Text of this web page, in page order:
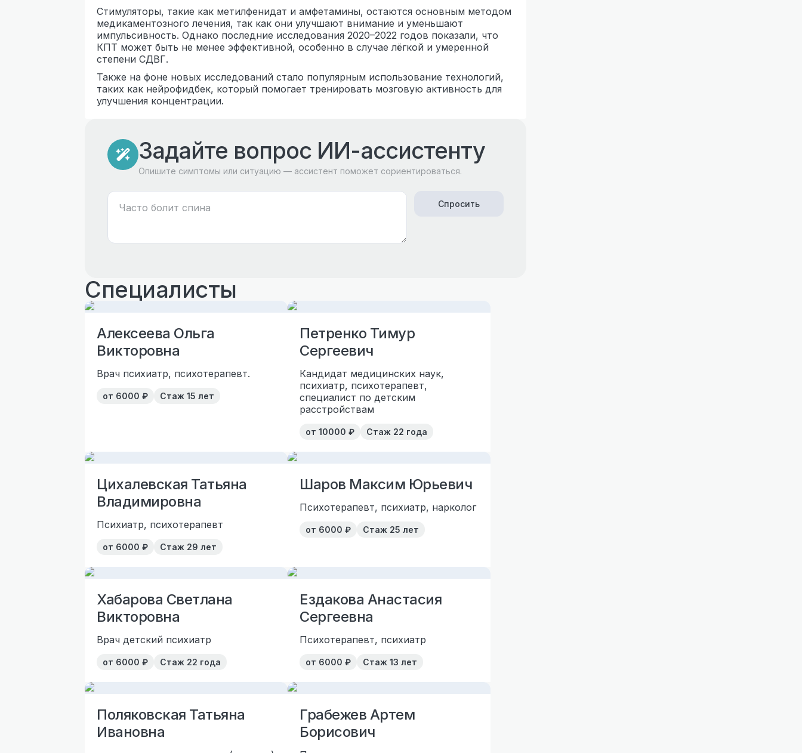
Стимуляторы, такие как метилфенидат и амфетамины, остаются основным методом
медикаментозного лечения, так как они улучшают внимание и уменьшают
импульсивность. Однако последние исследования 2020–2022 годов показали, что
КПТ может быть не менее эффективной, особенно в случае лёгкой и умеренной
степени СДВГ.
Также на фоне новых исследований стало популярным использование технологий,
таких как нейрофидбек, который помогает тренировать мозговую активность для
улучшения концентрации.
Задайте вопрос ИИ-ассистенту
Опишите симптомы или ситуацию — ассистент поможет сориентироваться.
Спросить
Специалисты
Алексеева Ольга
Викторовна
Врач психиатр, психотерапевт.
от 6000 ₽ Стаж 15 лет
Петренко Тимур
Сергеевич
Кандидат медицинских наук,
психиатр, психотерапевт,
специалист по детским
расстройствам
от 10000 ₽ Стаж 22 года
Цихалевская Татьяна
Владимировна
Психиатр, психотерапевт
от 6000 ₽ Стаж 29 лет
Шаров Максим Юрьевич
Психотерапевт, психиатр, нарколог
от 6000 ₽ Стаж 25 лет
Хабарова Светлана
Викторовна
Врач детский психиатр
от 6000 ₽ Стаж 22 года
Ездакова Анастасия
Сергеевна
Психотерапевт, психиатр
от 6000 ₽ Стаж 13 лет
Поляковская Татьяна
Ивановна
Грабежев Артем
Борисович